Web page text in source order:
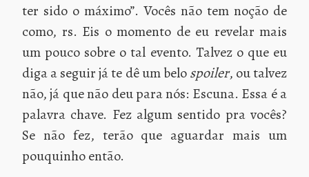
ter sido o máximo”. Vocês não tem noção de
como, rs. Eis o momento de eu revelar mais
um pouco sobre o tal evento. Talvez o que eu
diga a seguir já te dê um belospoiler, ou talvez
não, já que não deu para nós: Escuna. Essa é a
palavra chave. Fez algum sentido pra vocês?
Se não fez, terão que aguardar mais um
pouquinho então.